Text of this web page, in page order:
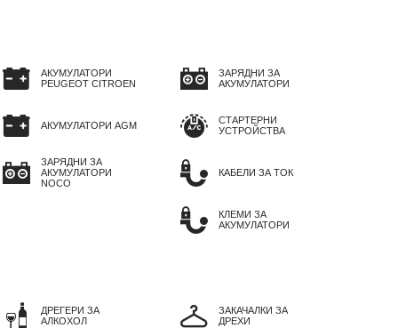
АКУМУЛАТОРИ
PEUGEOT CITROEN
АКУМУЛАТОРИ AGM
ЗАРЯДНИ ЗА
АКУМУЛАТОРИ
NOCO
ЗАРЯДНИ ЗА
АКУМУЛАТОРИ
СТАРТЕРНИ
УСТРОЙСТВА
КАБЕЛИ ЗА ТОК
КЛЕМИ ЗА
АКУМУЛАТОРИ
ДРЕГЕРИ ЗА
АЛКОХОЛ
ЗАКАЧАЛКИ ЗА
ДРЕХИ